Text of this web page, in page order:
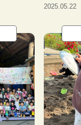
2025.05.22